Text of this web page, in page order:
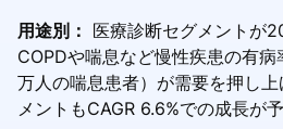
用途別： 医療診断セグメントが
COPDや喘息など慢性疾患の有
万人の喘息患者）が需要を押し
メントもCAGR 6.6%での成長が予